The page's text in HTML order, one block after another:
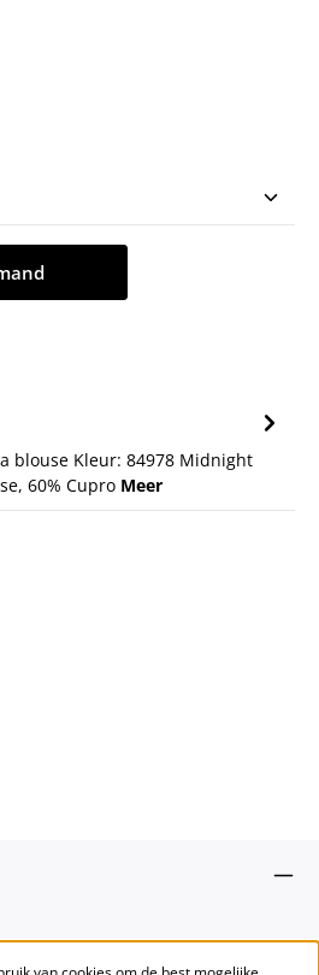
Voer de gewenste
blouse Kleur: 84978 Midnight
60% Cupro Meer